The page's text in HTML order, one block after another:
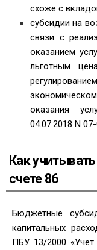
схоже с
субсидии на
связи с
оказанием
льготным
оказания
04.07.2018 N
Как
счете 86
Бюджетные
капитальных
ПБУ 13/2000